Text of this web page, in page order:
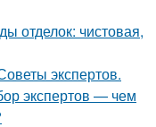
отделок: чистовая,
экспертов.
экспертов — чем